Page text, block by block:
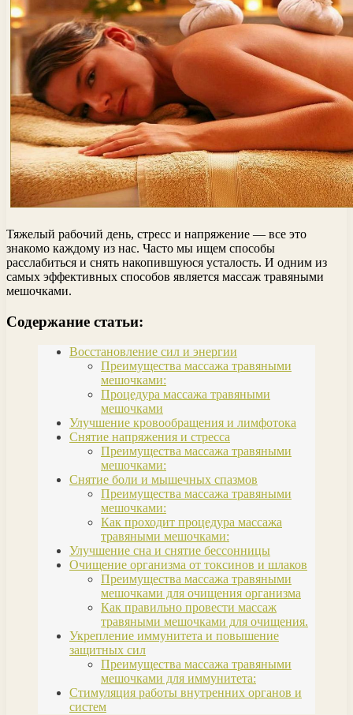
Тяжелый рабочий день, стресс и напряжение — все это
знакомо каждому из нас. Часто мы ищем способы
расслабиться и снять накопившуюся усталость. И одним из
самых эффективных способов является массаж травяными
мешочками.
Содержание статьи:
Восстановление сил и энергии
Преимущества массажа травяными
мешочками:
Процедура массажа травяными
мешочками
Улучшение кровообращения и лимфотока
Снятие напряжения и стресса
Преимущества массажа травяными
мешочками:
Снятие боли и мышечных спазмов
Преимущества массажа травяными
мешочками:
Как проходит процедура массажа
травяными мешочками:
Улучшение сна и снятие бессонницы
Очищение организма от токсинов и шлаков
Преимущества массажа травяными
мешочками для очищения организма
Как правильно провести массаж
травяными мешочками для очищения.
Укрепление иммунитета и повышение
защитных сил
Преимущества массажа травяными
мешочками для иммунитета:
Стимуляция работы внутренних органов и
систем